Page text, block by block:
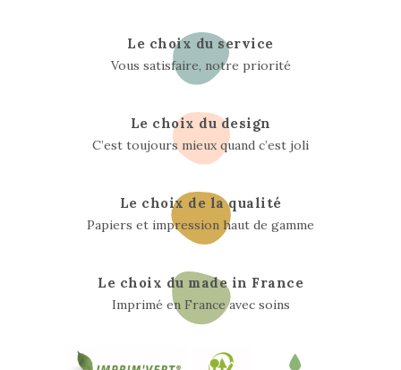
Le choix du service
Vous satisfaire, notre priorité
Le choix du design
C’est toujours mieux quand c’est joli
Le choix de la qualité
Papiers et impression haut de gamme
Le choix du made in France
Imprimé en France avec soins